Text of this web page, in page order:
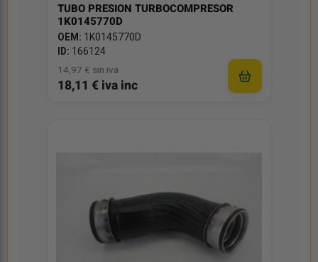
TUBO PRESION TURBOCOMPRESOR
1K0145770D
OEM: 1K0145770D
ID: 166124
14,97 € sin iva
18,11 € iva inc